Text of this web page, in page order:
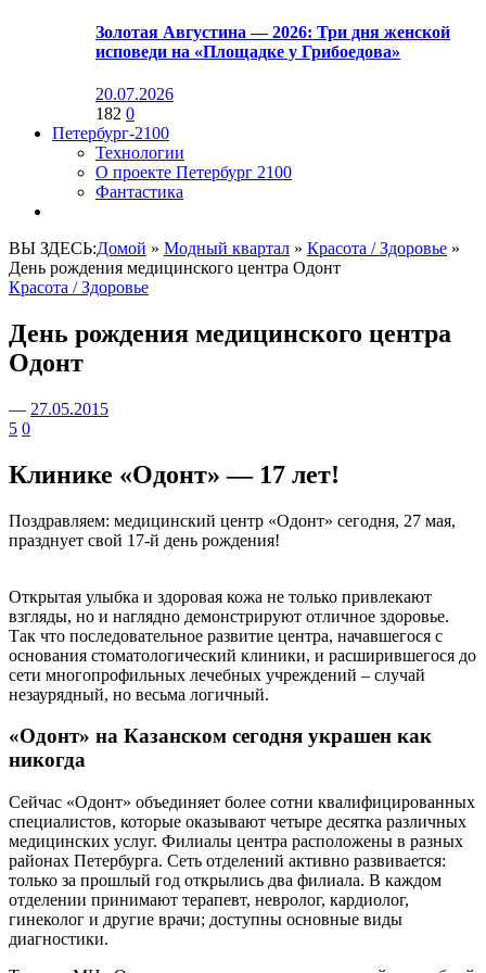
Золотая Августина — 2026: Три дня женской
исповеди на «Площадке у Грибоедова»
20.07.2026
182 0
Петербург-2100
Технологии
О проекте Петербург 2100
Фантастика
ВЫ ЗДЕСЬ:Домой » Модный квартал » Красота / Здоровье »
День рождения медицинского центра Одонт
Красота / Здоровье
День рождения медицинского центра
Одонт
— 27.05.2015
5 0
Клинике «Одонт» — 17 лет!
Поздравляем: медицинский центр «Одонт» сегодня, 27 мая,
празднует свой 17-й день рождения!
Открытая улыбка и здоровая кожа не только привлекают
взгляды, но и наглядно демонстрируют отличное здоровье.
Так что последовательное развитие центра, начавшегося с
основания стоматологический клиники, и расширившегося до
сети многопрофильных лечебных учреждений – случай
незаурядный, но весьма логичный.
«Одонт» на Казанском сегодня украшен как
никогда
Сейчас «Одонт» объединяет более сотни квалифицированных
специалистов, которые оказывают четыре десятка различных
медицинских услуг. Филиалы центра расположены в разных
районах Петербурга. Сеть отделений активно развивается:
только за прошлый год открылись два филиала. В каждом
отделении принимают терапевт, невролог, кардиолог,
гинеколог и другие врачи; доступны основные виды
диагностики.